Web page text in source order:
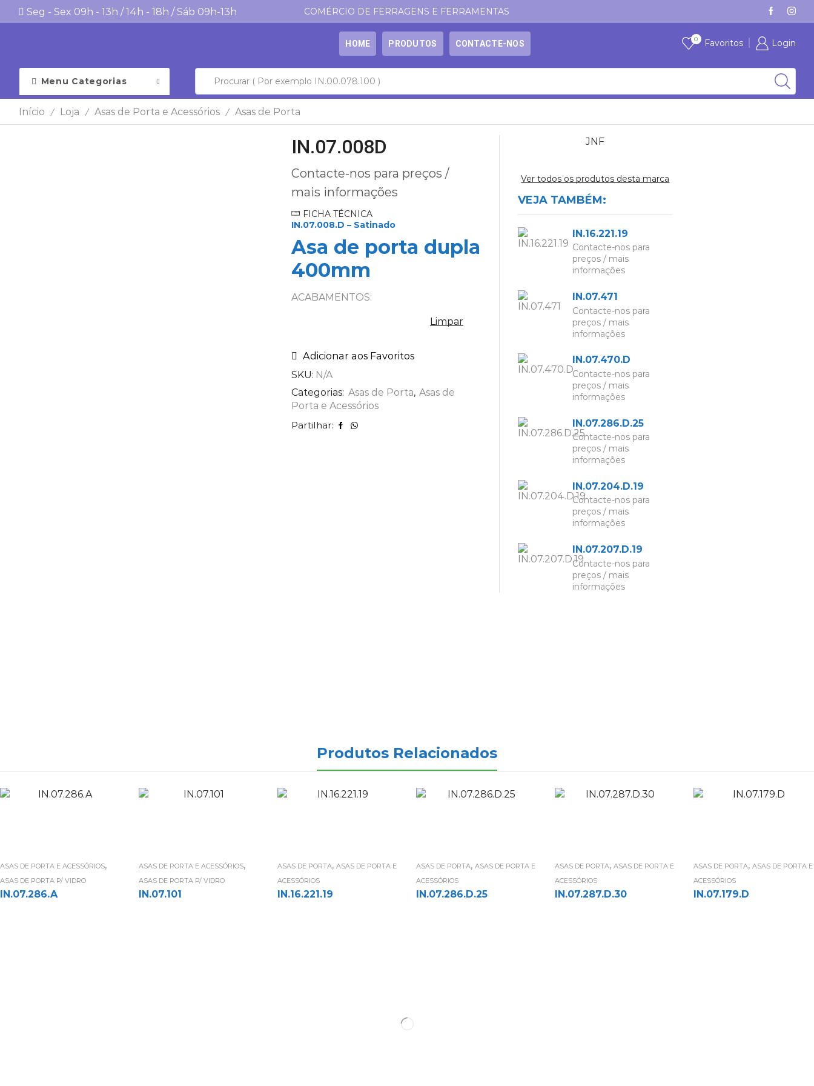
Seg - Sex 09h - 13h / 14h - 18h / Sáb 09h-13h COMÉRCIO DE FERRAGENS E FERRAMENTAS
HOME PRODUTOS CONTACTE-NOS 0 Favoritos Login
Menu Categorias
Início / Loja / Asas de Porta e Acessórios / Asas de Porta
IN.07.008D
Contacte-nos para preços /
mais informações
FICHA TÉCNICA
IN.07.008.D – Satinado
Asa de porta dupla
400mm
ACABAMENTOS:
Limpar
Adicionar aos Favoritos
SKU: N/A
Categorias: Asas de Porta, Asas de
Porta e Acessórios
Partilhar:
JNF
Ver todos os produtos desta marca
VEJA TAMBÉM:
IN.16.221.19
Contacte-nos para
preços / mais
informações
IN.07.471
Contacte-nos para
preços / mais
informações
IN.07.470.D
Contacte-nos para
preços / mais
informações
IN.07.286.D.25
Contacte-nos para
preços / mais
informações
IN.07.204.D.19
Contacte-nos para
preços / mais
informações
IN.07.207.D.19
Contacte-nos para
preços / mais
informações
Produtos Relacionados
ASAS DE PORTA E ACESSÓRIOS,
ASAS DE PORTA P/ VIDRO
IN.07.286.A
ASAS DE PORTA E ACESSÓRIOS,
ASAS DE PORTA P/ VIDRO
IN.07.101
ASAS DE PORTA, ASAS DE PORTA E
ACESSÓRIOS
IN.16.221.19
ASAS DE PORTA, ASAS DE PORTA E
ACESSÓRIOS
IN.07.286.D.25
ASAS DE PORTA, ASAS DE PORTA E
ACESSÓRIOS
IN.07.287.D.30
ASAS DE PORTA, ASAS DE PORTA E
ACESSÓRIOS
IN.07.179.D